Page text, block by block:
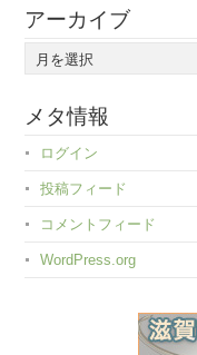
アーカイブ
ー
ブ
メタ情報
ログイン
投稿フィード
コメントフィード
WordPress.org